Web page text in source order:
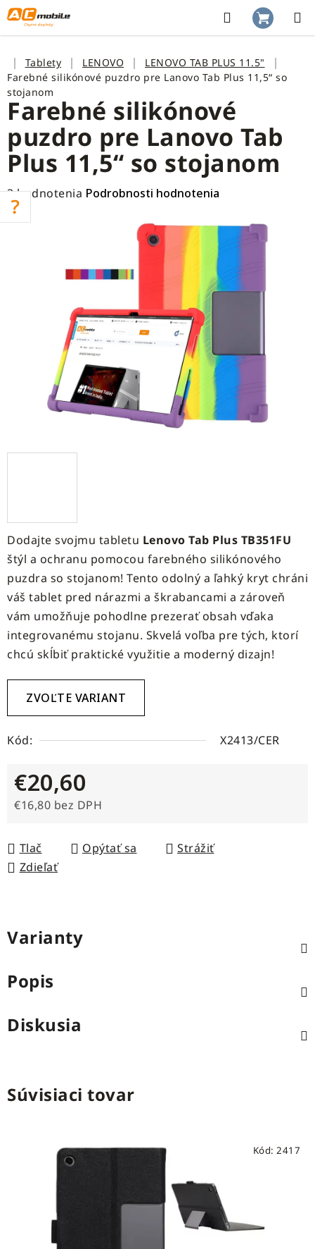
Prejsť
na
obsah
Hľadať
KOŠÍK
DomovTablety LENOVO
LENOVO TAB PLUS 11.5"
Farebné silikónové puzdro pre Lanovo Tab Plus 11,5“ so
stojanom
Dodajte svojmu tabletu Lenovo Tab Plus TB351FU
štýl a ochranu pomocou farebného silikónového
puzdra so stojanom! Tento odolný a ľahký kryt chráni
váš tablet pred nárazmi a škrabancami a zároveň
vám umožňuje pohodlne prezerať obsah vďaka
integrovanému stojanu. Skvelá voľba pre tých, ktorí
chcú skĺbiť praktické využitie a moderný dizajn!
ZVOĽTE VARIANT
Kód: X2413/CER
€20,60
€16,80 bez DPH
Tlač
Opýtať sa
Strážiť
Zdieľať
Farebné silikónové
puzdro pre Lanovo Tab
Plus 11,5“ so stojanom
Priemerné
hodnotenie
hviezdičiek.
3 hodnotenia Podrobnosti hodnotenia
Varianty
Popis
Diskusia
Súvisiaci tovar
Kód: 2417